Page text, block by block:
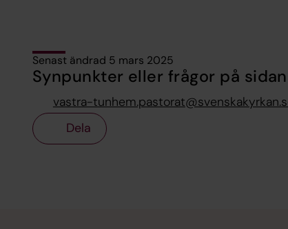
Senast ändrad 5 mars 2025
Synpunkter eller frågor på
vastra-
Dela